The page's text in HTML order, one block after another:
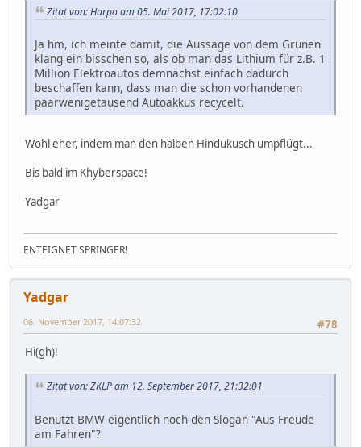
Zitat von: Harpo am 05. Mai 2017, 17:02:10
Ja hm, ich meinte damit, die Aussage von dem Grünen
klang ein bisschen so, als ob man das Lithium für z.B. 1
Million Elektroautos demnächst einfach dadurch
beschaffen kann, dass man die schon vorhandenen
paarwenigetausend Autoakkus recycelt.
Wohl eher, indem man den halben Hindukusch umpflügt...
Bis bald im Khyberspace!
Yadgar
ENTEIGNET SPRINGER!
Yadgar
#78
06. November 2017, 14:07:32
Hi(gh)!
Zitat von: ZKLP am 12. September 2017, 21:32:01
Benutzt BMW eigentlich noch den Slogan "Aus Freude
am Fahren"?